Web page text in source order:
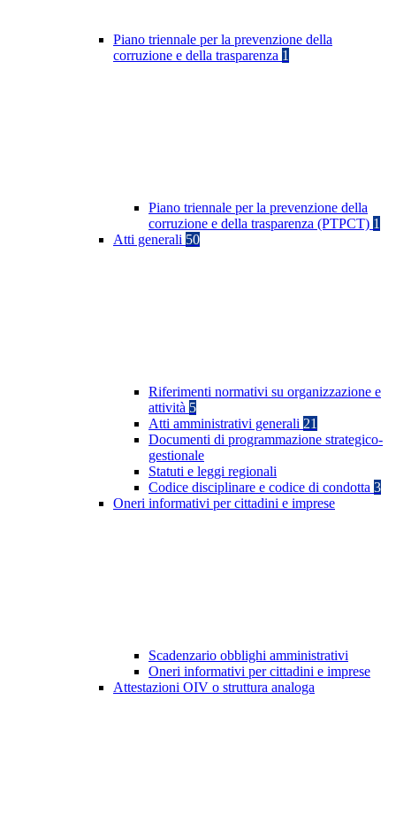
Piano triennale per la prevenzione della
corruzione e della trasparenza 1
Piano triennale per la prevenzione della
corruzione e della trasparenza (PTPCT) 1
Atti generali 50
Riferimenti normativi su organizzazione e
attività 5
Atti amministrativi generali 21
Documenti di programmazione strategico-
gestionale
Statuti e leggi regionali
Codice disciplinare e codice di condotta 3
Oneri informativi per cittadini e imprese
Scadenzario obblighi amministrativi
Oneri informativi per cittadini e imprese
Attestazioni OIV o struttura analoga